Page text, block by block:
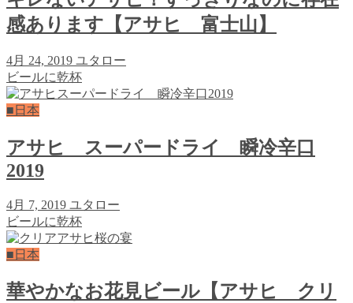
感あります【アサヒ 富士山】
4月 24, 2019 ユタロー
ビールに乾杯
■日本
アサヒ スーパードライ 瞬冷辛口
2019
4月 7, 2019 ユタロー
ビールに乾杯
■日本
華やかなお花見ビール【アサヒ クリ